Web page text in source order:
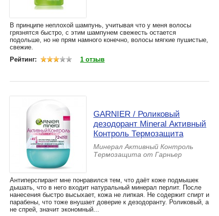
В принципе неплохой шампунь, учитывая что у меня волосы
грязнятся быстро, с этим шампунем свежесть остается
подольше, но не прям намного конечно, волосы мягкие пушистые,
свежие.
Рейтинг:
1 отзыв
GARNIER / Роликовый
дезодорант Mineral Активный
Контроль Термозащита
Минерал Активный Контроль
Термозащита от Гарньер
Антиперспирант мне понравился тем, что даёт коже подмышек
дышать, что в него входит натуральный минерал перлит. После
нанесения быстро высыхает, кожа не липкая. Не содержит спирт и
парабены, что тоже внушает доверие к дезодоранту. Роликовый, а
не спрей, значит экономный...